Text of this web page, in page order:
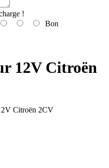
!
Bon
12V Citroën
Citroën 2CV